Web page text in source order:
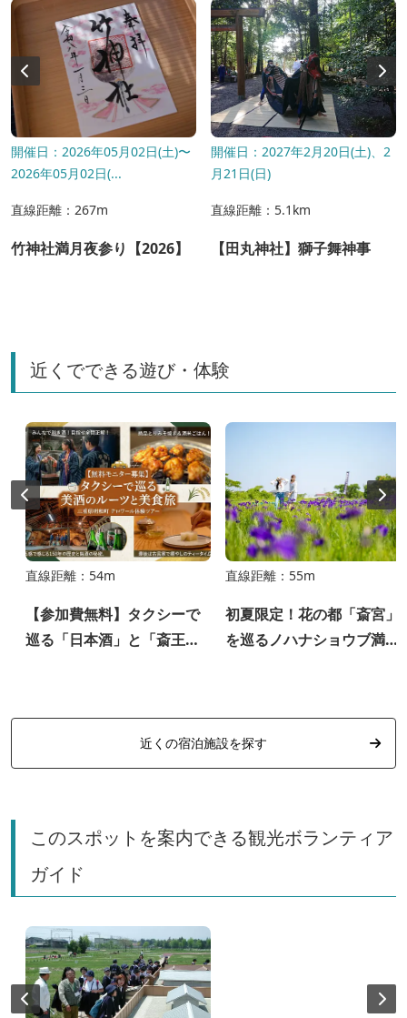
開催日：2026年05月02日(土)〜
2026年05月02日(...
直線距離：267m
竹神社満月夜参り【2026】
開催日：2027年2月20日(土)、2
月21日(日)
直線距離：5.1km
【田丸神社】獅子舞神事
近くでできる遊び・体験
直線距離：54m
【参加費無料】タクシーで
巡る「日本酒」と「斎王」
催）
直線距離：55m
初夏限定！花の都「斎宮」
を巡るノハナショウブ満喫
近くの宿泊施設を探す
このスポットを案内できる観光ボランティア
ガイド